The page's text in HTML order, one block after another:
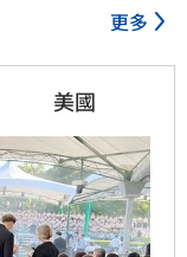
更多
美國